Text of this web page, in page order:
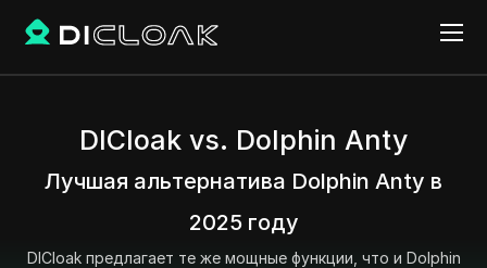
DICloak vs. Dolphin Anty
Лучшая альтернатива Dolphin Anty в
2025 году
DICloak предлагает те же мощные функции, что и Dolphin